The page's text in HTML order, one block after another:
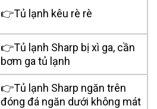
👉Tủ lạnh kêu rè rè
👉Tủ lạnh Sharp bị xì ga, cần
bơm ga tủ lạnh
👉Tủ lạnh Sharp ngăn trên
đóng đá ngăn dưới không mát